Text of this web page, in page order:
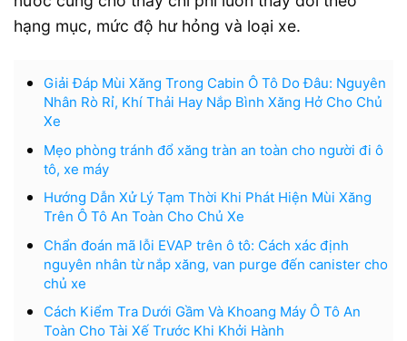
hạng mục, mức độ hư hỏng và loại xe.
Giải Đáp Mùi Xăng Trong Cabin Ô Tô Do Đâu: Nguyên
Nhân Rò Rỉ, Khí Thải Hay Nắp Bình Xăng Hở Cho Chủ
Xe
Mẹo phòng tránh đổ xăng tràn an toàn cho người đi ô
tô, xe máy
Hướng Dẫn Xử Lý Tạm Thời Khi Phát Hiện Mùi Xăng
Trên Ô Tô An Toàn Cho Chủ Xe
Chẩn đoán mã lỗi EVAP trên ô tô: Cách xác định
nguyên nhân từ nắp xăng, van purge đến canister cho
chủ xe
Cách Kiểm Tra Dưới Gầm Và Khoang Máy Ô Tô An
Toàn Cho Tài Xế Trước Khi Khởi Hành